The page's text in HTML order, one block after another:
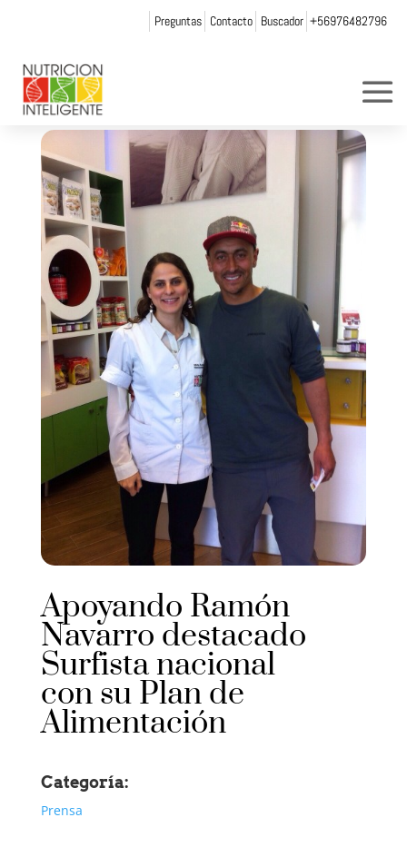
Preguntas Contacto Buscador +56976482796
Apoyando Ramón
Navarro destacado
Surfista nacional
con su Plan de
Alimentación
Categoría:
Prensa